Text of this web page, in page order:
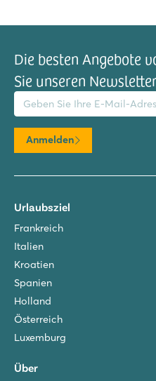
Die besten Angebote
Sie unseren
Adresse
Anmelden
Urlaubsziel
Frankreich
Italien
Kroatien
Spanien
Holland
Österreich
Luxemburg
Über